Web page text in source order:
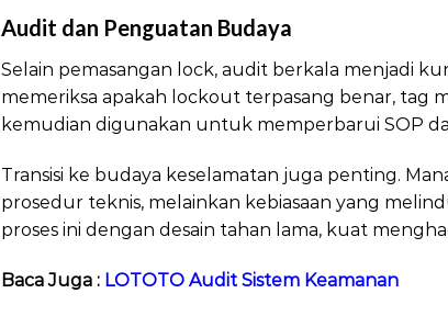
Audit dan Penguatan Budaya
Selain pemasangan lock, audit berkala menjadi
memeriksa apakah lockout terpasang benar, tag
kemudian digunakan untuk memperbarui SOP
Transisi ke budaya keselamatan juga penting.
prosedur teknis, melainkan kebiasaan yang
proses ini dengan desain tahan lama, kuat
Baca Juga : LOTOTO Audit Sistem Keamanan